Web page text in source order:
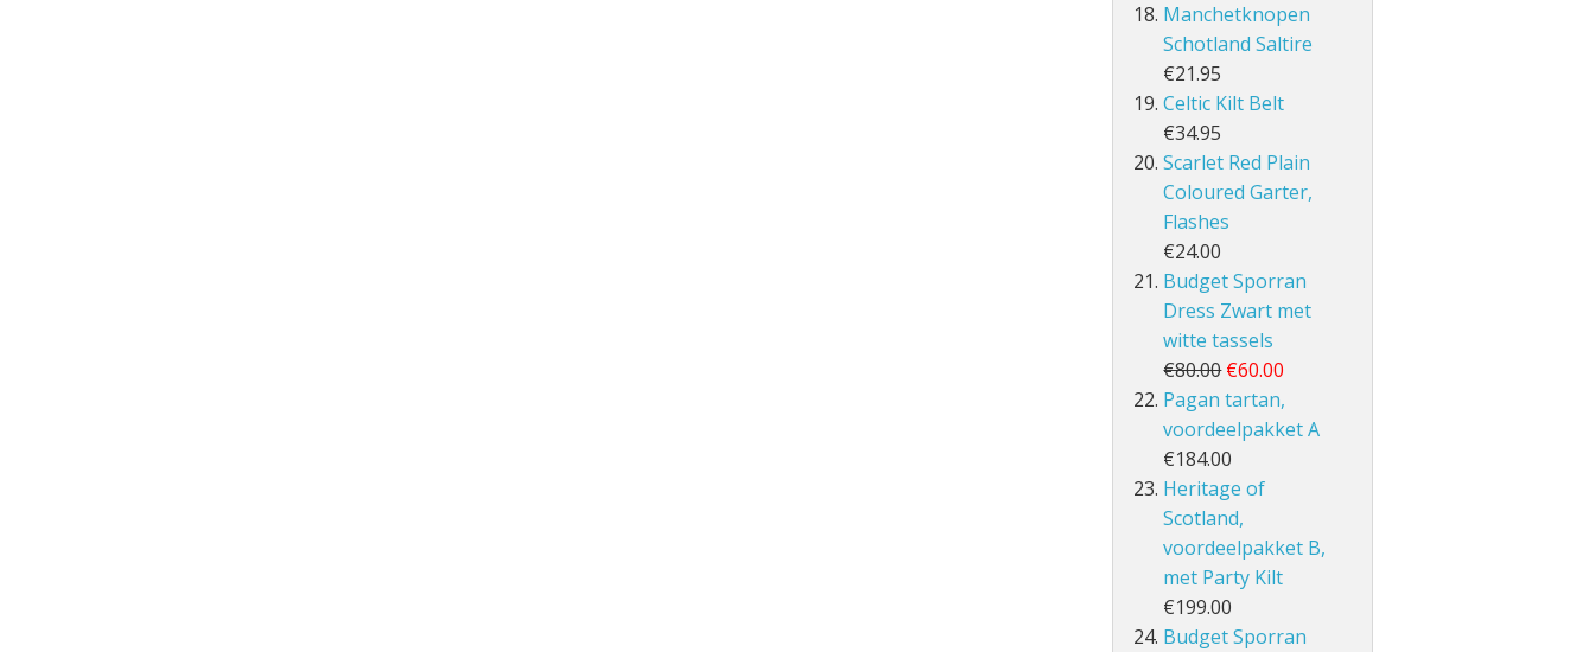
Manchetknopen
Schotland Saltire
€21.95
Celtic Kilt Belt
€34.95
Scarlet Red Plain
Coloured Garter,
Flashes
€24.00
Budget Sporran
Dress Zwart met
witte tassels
€80.00 €60.00
Pagan tartan,
voordeelpakket A
€184.00
Heritage of
Scotland,
voordeelpakket B,
met Party Kilt
€199.00
Budget Sporran